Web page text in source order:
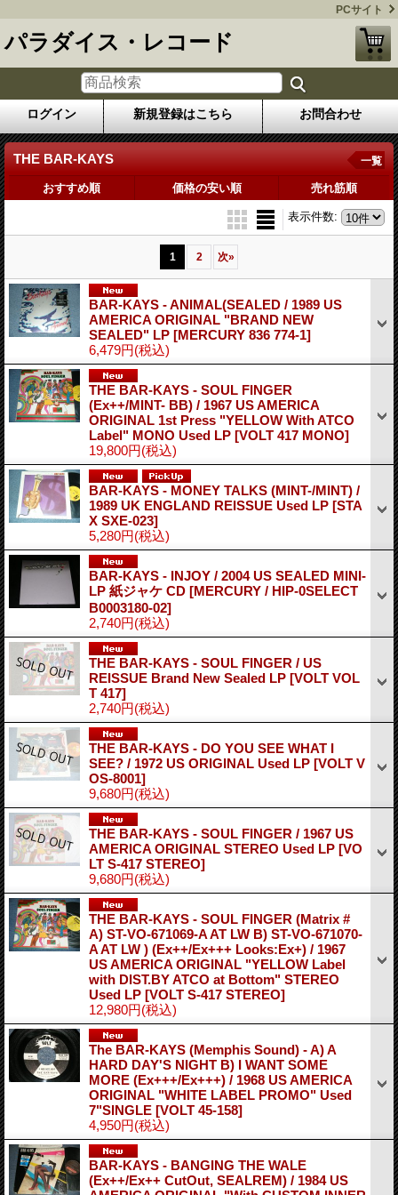
PCサイト
パラダイス・レコード
ログイン 新規登録はこちら お問合わせ
THE BAR-KAYS 一覧
おすすめ順 価格の安い順 売れ筋順
表示件数:
1 2 次»
BAR-KAYS - ANIMAL(SEALED / 1989 US
AMERICA ORIGINAL "BRAND NEW
SEALED" LP [MERCURY 836 774-1]
6,479円(税込)
THE BAR-KAYS - SOUL FINGER
(Ex++/MINT- BB) / 1967 US AMERICA
ORIGINAL 1st Press "YELLOW With ATCO
Label" MONO Used LP [VOLT 417 MONO]
19,800円(税込)
BAR-KAYS - MONEY TALKS (MINT-/MINT) /
1989 UK ENGLAND REISSUE Used LP [STA
X SXE-023]
5,280円(税込)
BAR-KAYS - INJOY / 2004 US SEALED MINI-
LP 紙ジャケ CD [MERCURY / HIP-0SELECT
B0003180-02]
2,740円(税込)
THE BAR-KAYS - SOUL FINGER / US
REISSUE Brand New Sealed LP [VOLT VOL
T 417]
2,740円(税込)
THE BAR-KAYS - DO YOU SEE WHAT I
SEE? / 1972 US ORIGINAL Used LP [VOLT V
OS-8001]
9,680円(税込)
THE BAR-KAYS - SOUL FINGER / 1967 US
AMERICA ORIGINAL STEREO Used LP [VO
LT S-417 STEREO]
9,680円(税込)
THE BAR-KAYS - SOUL FINGER (Matrix #
A) ST-VO-671069-A AT LW B) ST-VO-671070-
A AT LW ) (Ex++/Ex+++ Looks:Ex+) / 1967
US AMERICA ORIGINAL "YELLOW Label
with DIST.BY ATCO at Bottom" STEREO
Used LP [VOLT S-417 STEREO]
12,980円(税込)
The BAR-KAYS (Memphis Sound) - A) A
HARD DAY'S NIGHT B) I WANT SOME
MORE (Ex+++/Ex+++) / 1968 US AMERICA
ORIGINAL "WHITE LABEL PROMO" Used
7"SINGLE [VOLT 45-158]
4,950円(税込)
BAR-KAYS - BANGING THE WALE
(Ex++/Ex++ CutOut, SEALREM) / 1984 US